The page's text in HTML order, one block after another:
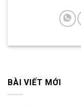
BÀI VIẾT MỚI